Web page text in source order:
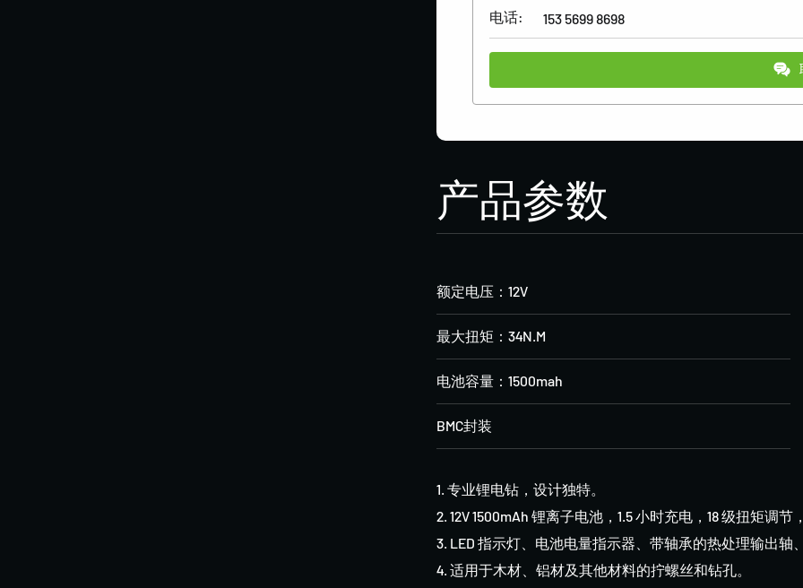
电话: 153 5699 8698
产品参数
额定电压：12V
最大扭矩：34N.M
电池容量：1500mah
BMC封装
1. 专业锂电钻，设计独特。
2. 12V 1500mAh 锂离子电池，1.5 小时充电，18 级扭矩调
3. LED 指示灯、电池电量指示器、带轴承的热处理输出
4. 适用于木材、铝材及其他材料的拧螺丝和钻孔。